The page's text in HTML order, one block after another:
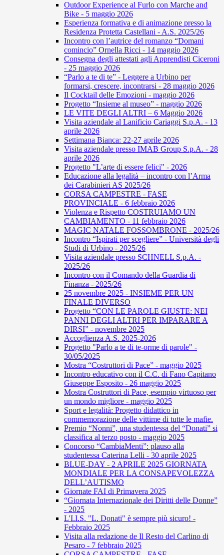
Outdoor Experience al Furlo con Marche and
Bike - 5 maggio 2026
Esperienza formativa e di animazione presso la
Residenza Protetta Castellani - A.S. 2025/26
Incontro con l’autrice del romanzo “Domani
comincio” Ornella Ricci - 14 maggio 2026
Consegna degli attestati agli Apprendisti Ciceroni
- 25 maggio 2026
“Parlo a te di te” - Leggere a Urbino per
formarsi, crescere, incontrarsi - 28 maggio 2026
Il Cocktail delle Emozioni - maggio 2026
Progetto “Insieme al museo” - maggio 2026
LE VITE DEGLI ALTRI – 6 Maggio 2026
Visita aziendale al Lanificio Cariaggi S.p.A. - 13
aprile 2026
Settimana Bianca: 22-27 aprile 2026
Visita aziendale presso IMAB Group S.p.A. - 28
aprile 2026
Progetto "L’arte di essere felici" - 2026
Educazione alla legalità – incontro con l’Arma
dei Carabinieri AS 2025/26
CORSA CAMPESTRE - FASE
PROVINCIALE - 6 febbraio 2026
Violenza e Rispetto COSTRUIAMO UN
CAMBIAMENTO - 11 febbraio 2026
MAGIC NATALE FOSSOMBRONE - 2025/26
Incontro “Ispirati per scegliere” - Università degli
Studi di Urbino - 2025/26
Visita aziendale presso SCHNELL S.p.A. -
2025/26
Incontro con il Comando della Guardia di
Finanza - 2025/26
25 novembre 2025 - INSIEME PER UN
FINALE DIVERSO
Progetto “CON LE PAROLE GIUSTE: NEI
PANNI DEGLI ALTRI PER IMPARARE A
DIRSI” - novembre 2025
Accoglienza A.S. 2025-2026
Progetto "Parlo a te di te-orme di parole" -
30/05/2025
Mostra “Costruttori di Pace” - maggio 2025
Incontro educativo con il C.C. di Fano Capitano
Giuseppe Esposito - 26 maggio 2025
Mostra Costruttori di Pace, esempio virtuoso per
un mondo migliore - maggio 2025
Sport e legalità: Progetto didattico in
commemorazione delle vittime di tutte le mafie.
Premio “Nonni”, una studentessa del “Donati” si
classifica al terzo posto - maggio 2025
Concorso “CambiaMenti”: plauso alla
studentessa Caterina Lelli - 30 aprile 2025
BLUE-DAY - 2 APRILE 2025 GIORNATA
MONDIALE PER LA CONSAPEVOLEZZA
DELL’AUTISMO
Giornate FAI di Primavera 2025
“Giornata Internazionale dei Diritti delle Donne”
- 2025
L'I.I.S. "L. Donati" è sempre più sicuro! -
Febbraio 2025
Visita alla redazione de Il Resto del Carlino di
Pesaro - 7 febbraio 2025